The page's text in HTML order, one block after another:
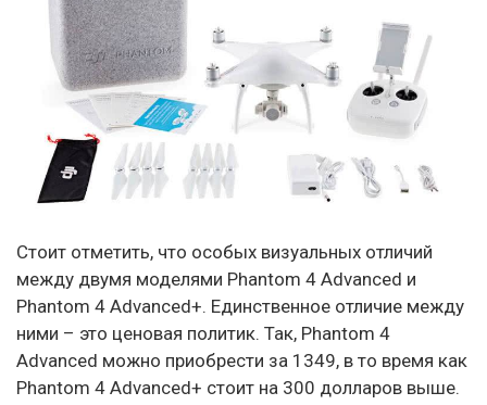
Стоит отметить, что особых визуальных отличий
между двумя моделями Phantom 4 Advanced и
Phantom 4 Advanced+. Единственное отличие между
ними – это ценовая политик. Так, Phantom 4
Advanced можно приобрести за 1349, в то время как
Phantom 4 Advanced+ стоит на 300 долларов выше.